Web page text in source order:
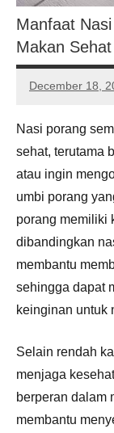
Manfaat
Makan
December 18,
Nasi porang
sehat, terutama
atau ingin
umbi porang
porang memiliki
dibandingkan
membantu
sehingga dapat
keinginan untuk
Selain rendah
menjaga
berperan dalam
membantu